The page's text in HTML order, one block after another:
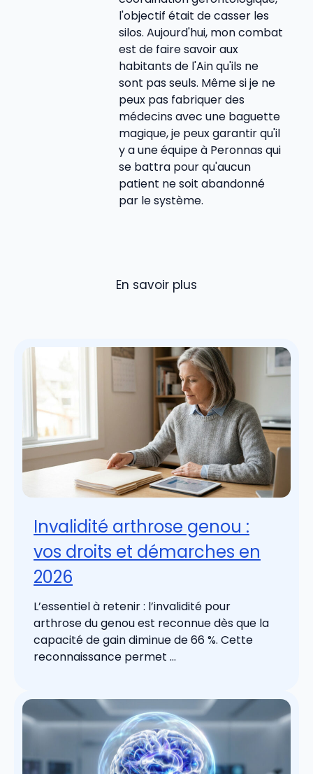
l'objectif était de casser les
silos. Aujourd'hui, mon combat
est de faire savoir aux
habitants de l'Ain qu'ils ne
sont pas seuls. Même si je ne
peux pas fabriquer des
médecins avec une baguette
magique, je peux garantir qu'il
y a une équipe à Peronnas qui
se battra pour qu'aucun
patient ne soit abandonné
par le système.
En savoir plus
Invalidité arthrose genou :
vos droits et démarches en
2026
L’essentiel à retenir : l’invalidité pour
arthrose du genou est reconnue dès que la
capacité de gain diminue de 66 %. Cette
reconnaissance permet ...